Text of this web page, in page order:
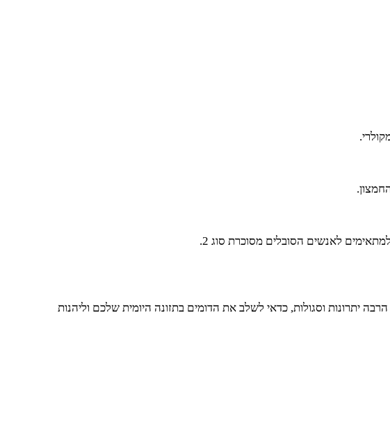
לאנשים הסובלים מסוכרת סוג 2.
יתרונות וסגולות, כדאי לשלב את הדומים בתזונה היומית שלכם וליהנות